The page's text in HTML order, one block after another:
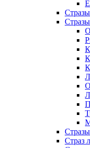
Стразы
Страз